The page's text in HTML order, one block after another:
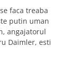
faca treaba
putin uman
angajatorul
Daimler, esti